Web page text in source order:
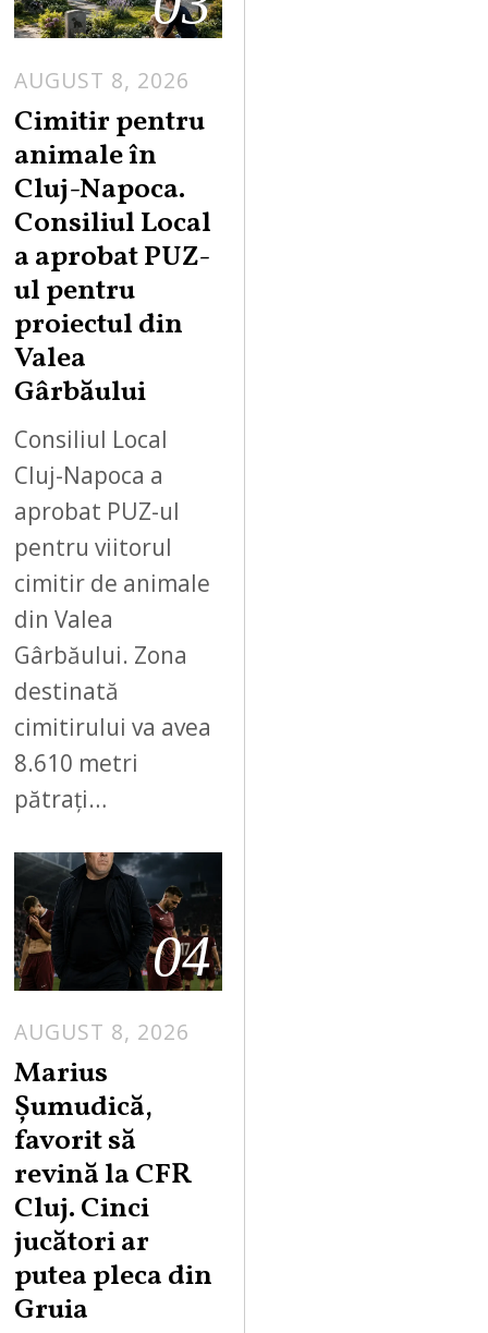
AUGUST 8, 2026
Cimitir pentru
animale în
Cluj-Napoca.
Consiliul Local
a aprobat PUZ-
ul pentru
proiectul din
Valea
Gârbăului
Consiliul Local
Cluj-Napoca a
aprobat PUZ-ul
pentru viitorul
cimitir de animale
din Valea
Gârbăului. Zona
destinată
cimitirului va avea
8.610 metri
pătrați…
04
AUGUST 8, 2026
Marius
Șumudică,
favorit să
revină la CFR
Cluj. Cinci
jucători ar
putea pleca din
Gruia